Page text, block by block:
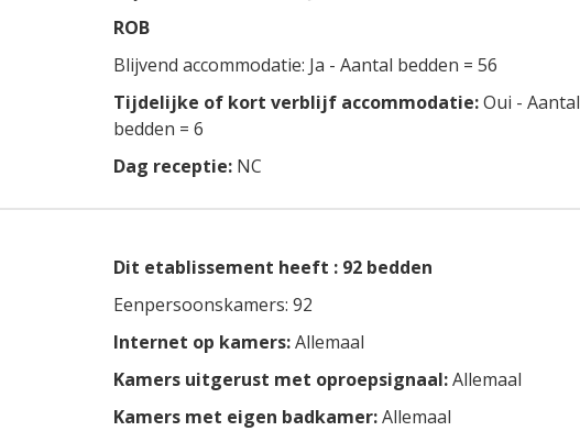
ROB
Blijvend accommodatie: Ja - Aantal bedden = 56
Tijdelijke of kort verblijf accommodatie:Oui - Aantal
bedden = 6
Dag receptie: NC
Dit etablissement heeft : 92 bedden
Eenpersoonskamers: 92
Internet op kamers:Allemaal
Kamers uitgerust met oproepsignaal:Allemaal
Kamers met eigen badkamer:Allemaal